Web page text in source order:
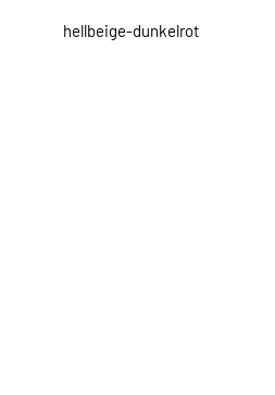
hellbeige-dunkelrot